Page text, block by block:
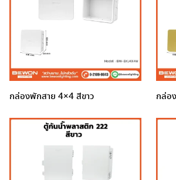
กล่องพักสาย 4×4 สีขาว กล่อ